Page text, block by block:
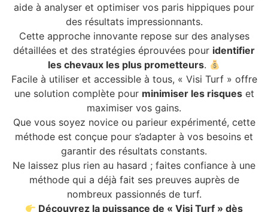
aide à analyser et optimiser vos paris hippiques pour
des résultats impressionnants.
Cette approche innovante repose sur des analyses
détaillées et des stratégies éprouvées pour identifier
les chevaux les plus prometteurs.
Facile à utiliser et accessible à tous, « Visi Turf » offre
une solution complète pour minimiser les risqueset
maximiser vos gains.
Que vous soyez novice ou parieur expérimenté, cette
méthode est conçue pour s’adapter à vos besoins et
garantir des résultats constants.
Ne laissez plus rien au hasard ; faites confiance à une
méthode qui a déjà fait ses preuves auprès de
nombreux passionnés de turf.
Découvrez la puissance de « Visi Turf » dès